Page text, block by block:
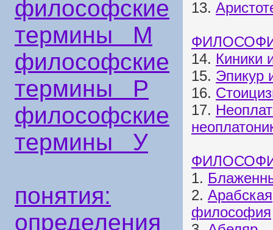
философские
термины М
философские
термины Р
философские
термины У
понятия:
определения
13.
14. Киники
15. Эпикур
16.
17.
1.
2.
философия